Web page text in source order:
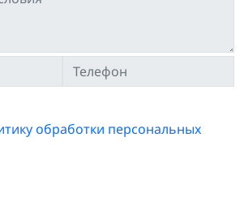
обработки персональных